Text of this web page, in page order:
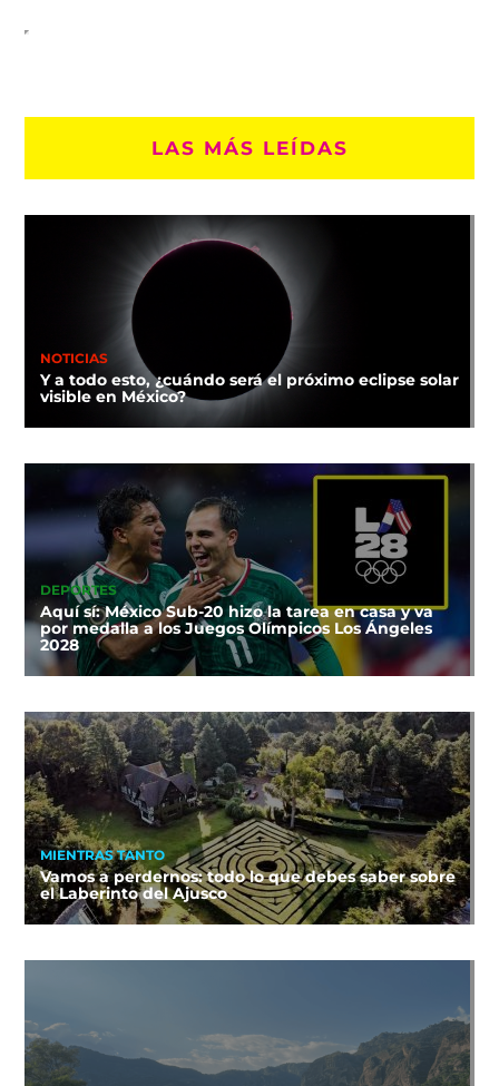
LAS MÁS LEÍDAS
NOTICIAS
Y a todo esto, ¿cuándo será el próximo eclipse solar
visible en México?
DEPORTES
Aquí sí: México Sub-20 hizo la tarea en casa y va
por medalla a los Juegos Olímpicos Los Ángeles
2028
MIENTRAS TANTO
Vamos a perdernos: todo lo que debes saber sobre
el Laberinto del Ajusco